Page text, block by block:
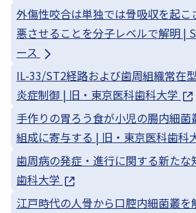
外傷性咬合は単独では骨吸収を起こ
悪させることを分子レベルで解明 |
ース
IL-33/ST2経路および歯周組織常在
炎症制御 | 旧・東京医科歯科大学
手作りの胃ろう食が小児の腸内細
組成に寄与する | 旧・東京医科歯科
歯周病の発症・進行に関する新たな
歯科大学
江戸時代の人骨から口腔内細菌叢を